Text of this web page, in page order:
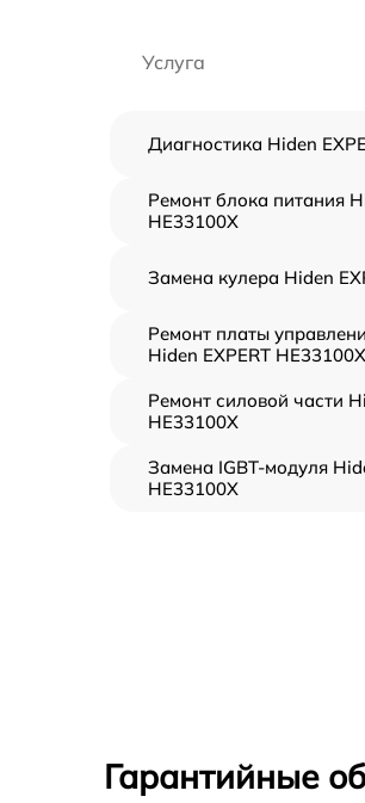
Услуга
Диагностика Hiden
Ремонт блока питания
HE33100X
Замена кулера Hiden
Ремонт платы
Hiden EXPERT HE33100X
Ремонт силовой части
HE33100X
Замена IGBT-модуля
HE33100X
Гарантийные